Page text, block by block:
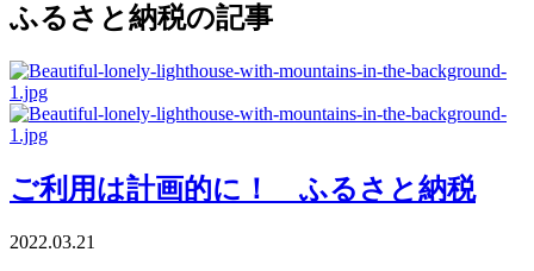
ふるさと納税の記事
ご利用は計画的に！ ふるさと納税
2022.03.21